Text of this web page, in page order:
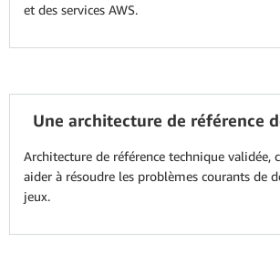
et des services AWS.
Une architecture de référence
Architecture de référence technique validée,
aider à résoudre les problèmes courants de
jeux.